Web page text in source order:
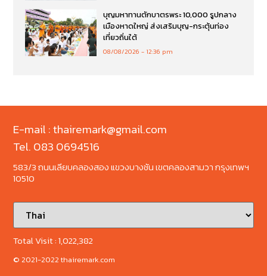
บุญมหาทานตักบาตรพระ 10,000 รูปกลาง
เมืองหาดใหญ่ ส่งเสริมบุญ-กระตุ้นท่อง
เที่ยวถิ่นใต้
08/08/2026 12:36 pm
E-mail : thairemark@gmail.com
Tel. 083 0694516
583/3 ถนนเลียบคลองสอง แขวงบางชัน เขตคลองสามวา กรุงเทพฯ
10510
Total Visit :1,022,382
© 2021-2022 thairemark.com